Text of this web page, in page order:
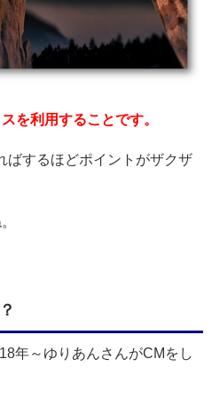
を利用することです。
ばするほどポイントがザクザ
年～ゆりあんさんがCMをし